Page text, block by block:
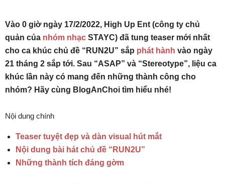
Vào 0 giờ ngày 17/2/2022, High Up Ent (công ty chủ
quản của nhóm nhạc STAYC) đã tung teaser mới nhất
cho ca khúc chủ đề “RUN2U” sắp phát hành vào ngày
21 tháng 2 sắp tới. Sau “ASAP” và “Stereotype”, liệu ca
khúc lần này có mang đến những thành công cho
nhóm? Hãy cùng BlogAnChoi tìm hiểu nhé!
Nội dung chính
Teaser tuyệt đẹp và dàn visual hút mắt
Nội dung bài hát chủ đề “RUN2U”
Những thành tích đáng gờm